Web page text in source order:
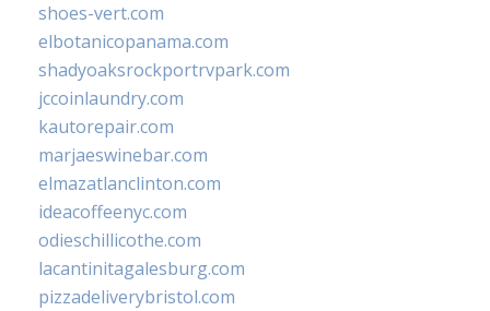
shoes-vert.com
elbotanicopanama.com
shadyoaksrockportrvpark.com
jccoinlaundry.com
kautorepair.com
marjaeswinebar.com
elmazatlanclinton.com
ideacoffeenyc.com
odieschillicothe.com
lacantinitagalesburg.com
pizzadeliverybristol.com